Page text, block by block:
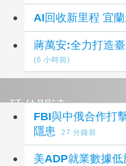
AI回收新里程 宜
蔣萬安:全力打造
(6 小時前)
延伸閱讀
FBI與中俄合作打
隱患
27 分鐘前
美ADP就業數據